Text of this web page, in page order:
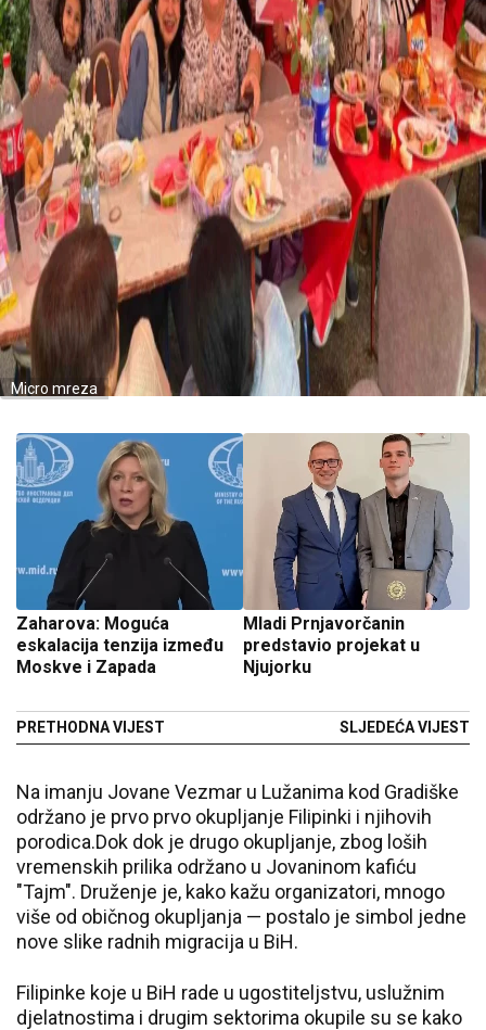
Micro mreza
Zaharova: Moguća
eskalacija tenzija između
Moskve i Zapada
PRETHODNA VIJEST
Mladi Prnjavorčanin
predstavio projekat u
Njujorku
SLJEDEĆA VIJEST
Na imanju Jovane Vezmar u Lužanima kod Gradiške
održano je prvo prvo okupljanje Filipinki i njihovih
porodica.Dok dok je drugo okupljanje, zbog loših
vremenskih prilika održano u Jovaninom kafiću
"Tajm". Druženje je, kako kažu organizatori, mnogo
više od običnog okupljanja — postalo je simbol jedne
nove slike radnih migracija u BiH.
Filipinke koje u BiH rade u ugostiteljstvu, uslužnim
djelatnostima i drugim sektorima okupile su se kako